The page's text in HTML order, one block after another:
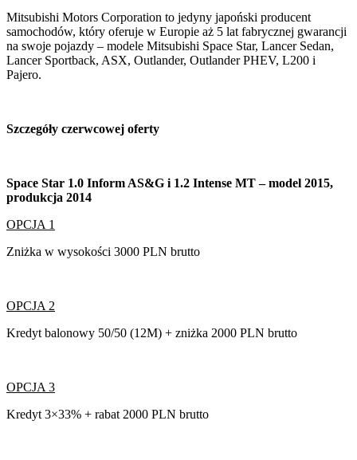
Mitsubishi Motors Corporation to jedyny japoński producent
samochodów, który oferuje w Europie aż 5 lat fabrycznej gwarancji
na swoje pojazdy – modele Mitsubishi Space Star, Lancer Sedan,
Lancer Sportback, ASX, Outlander, Outlander PHEV, L200 i
Pajero.
Szczegóły czerwcowej oferty
Space Star 1.0 Inform AS&G i 1.2 Intense MT – model 2015,
produkcja 2014
OPCJA 1
Zniżka w wysokości 3000 PLN brutto
OPCJA 2
Kredyt balonowy 50/50 (12M) + zniżka 2000 PLN brutto
OPCJA 3
Kredyt 3×33% + rabat 2000 PLN brutto